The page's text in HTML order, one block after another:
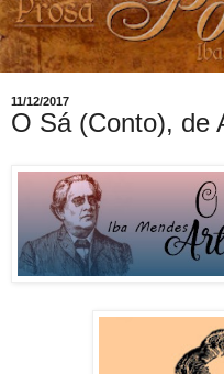
11/12/2017
O Sá (Conto), de